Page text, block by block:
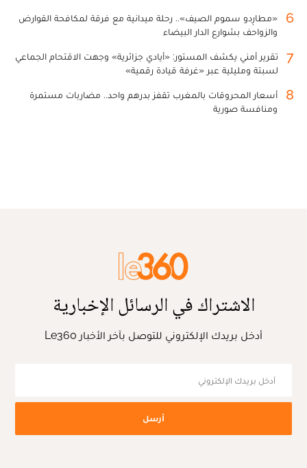
6
«مطارِدو سموم الصيف».. رحلة ميدانية مع فرقة لمكافحة القوارض
والزواحف بشوارع الدار البيضاء
7
تقرير أمني يكشف المستور: «أيادي جزائرية» وجهت الاقتحام الجماعي
لسبتة ومليلية عبر «غرفة قيادة رقمية»
8
أسعار المحروقات بالمغرب تقفز بدرهم واحد.. مضاربات مستمرة
ومنافسة صورية
الاشتراك في الرسائل الإخبارية
أدخل بريدك الإلكتروني للتوصل بآخر الأخبار Le360
أرسل